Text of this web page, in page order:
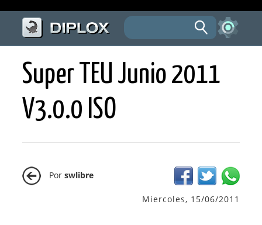
Super TEU Junio 2011
V3.0.0 ISO
Porswlibre
Miercoles, 15/06/2011